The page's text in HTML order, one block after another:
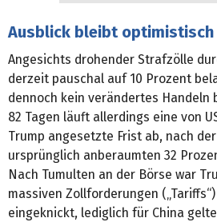
Ausblick bleibt optimistisch
Angesichts drohender Strafzölle
derzeit pauschal auf 10 Prozent
dennoch kein verändertes Handeln
82 Tagen läuft allerdings eine von
Trump angesetzte Frist ab, nach
ursprünglich anberaumten 32
Nach Tumulten an der Börse war
massiven Zollforderungen
eingeknickt, lediglich für China